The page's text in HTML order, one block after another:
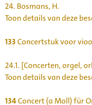
24. Bosmans, H.
Toon details van deze
133Concertstuk voor
24.1. [Concerten, orgel,
Toon details van deze
134Concert (a Moll) für